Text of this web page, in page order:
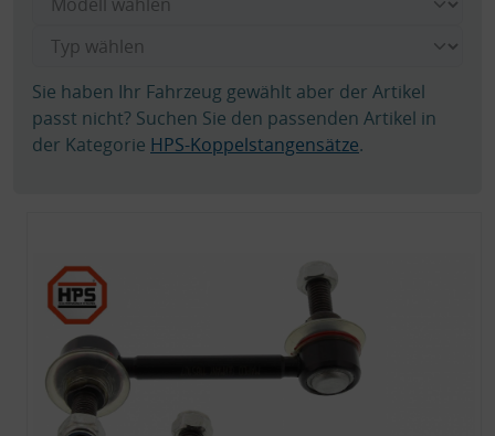
Sie haben Ihr Fahrzeug gewählt aber der Artikel
passt nicht? Suchen Sie den passenden Artikel in
der Kategorie HPS-Koppelstangensätze.